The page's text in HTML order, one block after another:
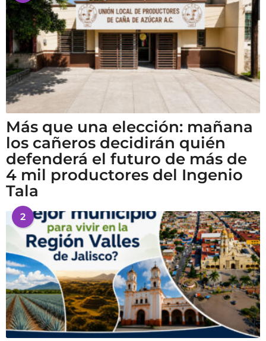
Más que una elección: mañana
los cañeros decidirán quién
defenderá el futuro de más de
4 mil productores del Ingenio
Tala
2